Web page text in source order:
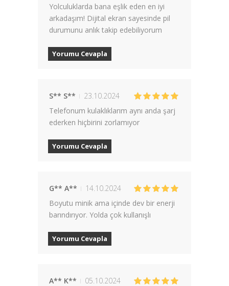
Yolculuklarda bana eşlik eden en iyi
arkadaşım! Dijital ekran sayesinde pil
durumunu anlık takip edebiliyorum
Yorumu Cevapla
S** S**
23.10.2024
Telefonum kulaklıklarım aynı anda şarj
ederken hiçbirini zorlamıyor
Yorumu Cevapla
G** A**
14.10.2024
Boyutu minik ama içinde dev bir enerji
barındırıyor. Yolda çok kullanışlı
Yorumu Cevapla
A** K**
05.10.2024